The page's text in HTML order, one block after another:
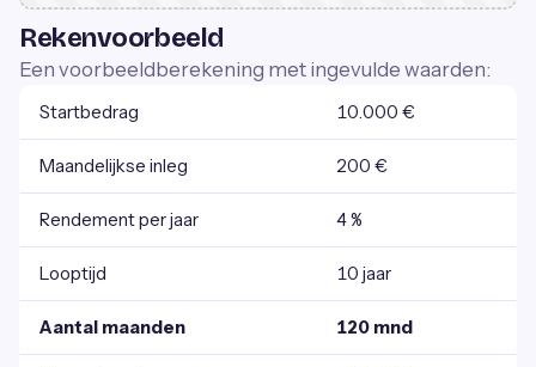
Rekenvoorbeeld
Een voorbeeldberekening met ingevulde waarden:
Startbedrag 10.000 €
Maandelijkse inleg 200 €
Rendement per jaar 4 %
Looptijd 10 jaar
Aantal maanden 120 mnd